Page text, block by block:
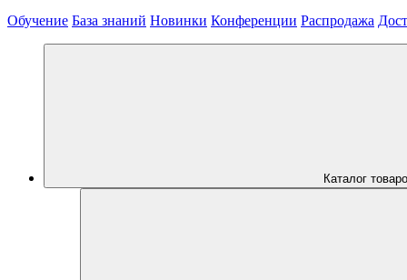
Обучение База знаний Новинки Конференции Распродажа
Каталог